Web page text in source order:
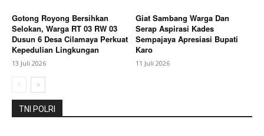
Gotong Royong Bersihkan
Selokan, Warga RT 03 RW 03
Dusun 6 Desa Cilamaya Perkuat
Kepedulian Lingkungan
13 Juli 2026
Giat Sambang Warga Dan
Serap Aspirasi Kades
Sempajaya Apresiasi Bupati
Karo
11 Juli 2026
TNI POLRI